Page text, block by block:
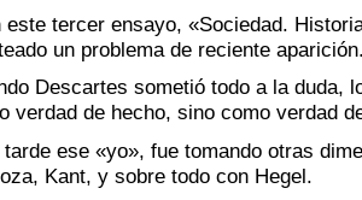
este tercer ensayo, «Sociedad.
un problema de reciente
Descartes sometió todo a la duda,
verdad de hecho, sino como verdad
tarde ese «yo», fue tomando otras
Kant, y sobre todo con Hegel.